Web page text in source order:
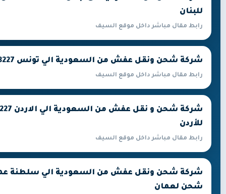
للبنان
رابط مقال مباشر داخل موقع السيف
شركة شحن ونقل عفش من السعودية الي تونس 0506688227
رابط مقال مباشر داخل موقع السيف
للأردن
رابط مقال مباشر داخل موقع السيف
شحن لعمان